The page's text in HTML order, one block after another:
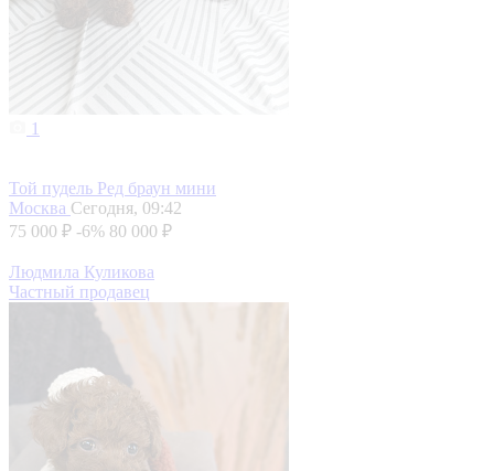
1
Той пудель Ред браун мини
Москва Сегодня, 09:42
75 000 ₽ -6% 80 000 ₽
Людмила Куликова
Частный продавец